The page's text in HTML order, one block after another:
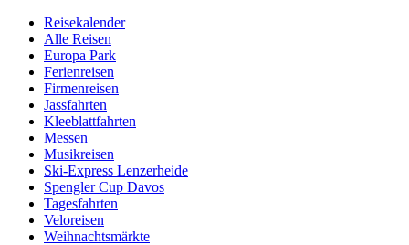
Reisekalender
Alle Reisen
Europa Park
Ferienreisen
Firmenreisen
Jassfahrten
Kleeblattfahrten
Messen
Musikreisen
Ski-Express Lenzerheide
Spengler Cup Davos
Tagesfahrten
Veloreisen
Weihnachtsmärkte